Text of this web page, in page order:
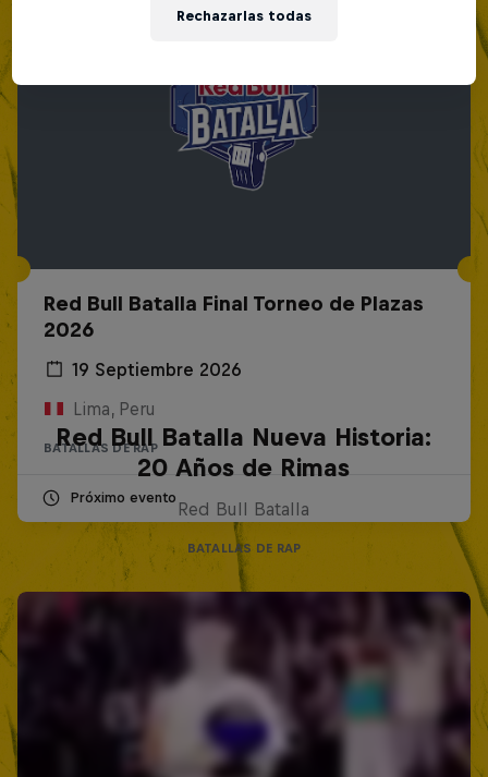
Red Bull Batalla Final Torneo de Plazas
2026
19 Septiembre 2026
Lima, Peru
BATALLAS DE RAP
Próximo evento
Red Bull Batalla Nueva Historia:
20 Años de Rimas
Red Bull Batalla
BATALLAS DE RAP
Rechazarlas todas